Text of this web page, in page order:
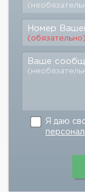
Номер
(обязательно)
Ваше
Я даю